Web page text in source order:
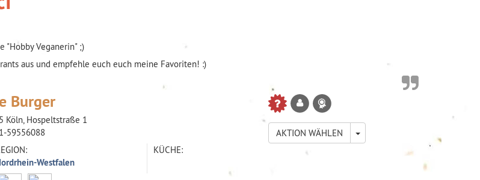
"Hobby Veganerin" ;)
aus und empfehle euch euch meine Favoriten! :)
Burger
Köln, Hospeltstraße 1
59556088 AKTION WÄHLEN
TOGGLE DROPDOWN
Westfalen
KÜCHE: